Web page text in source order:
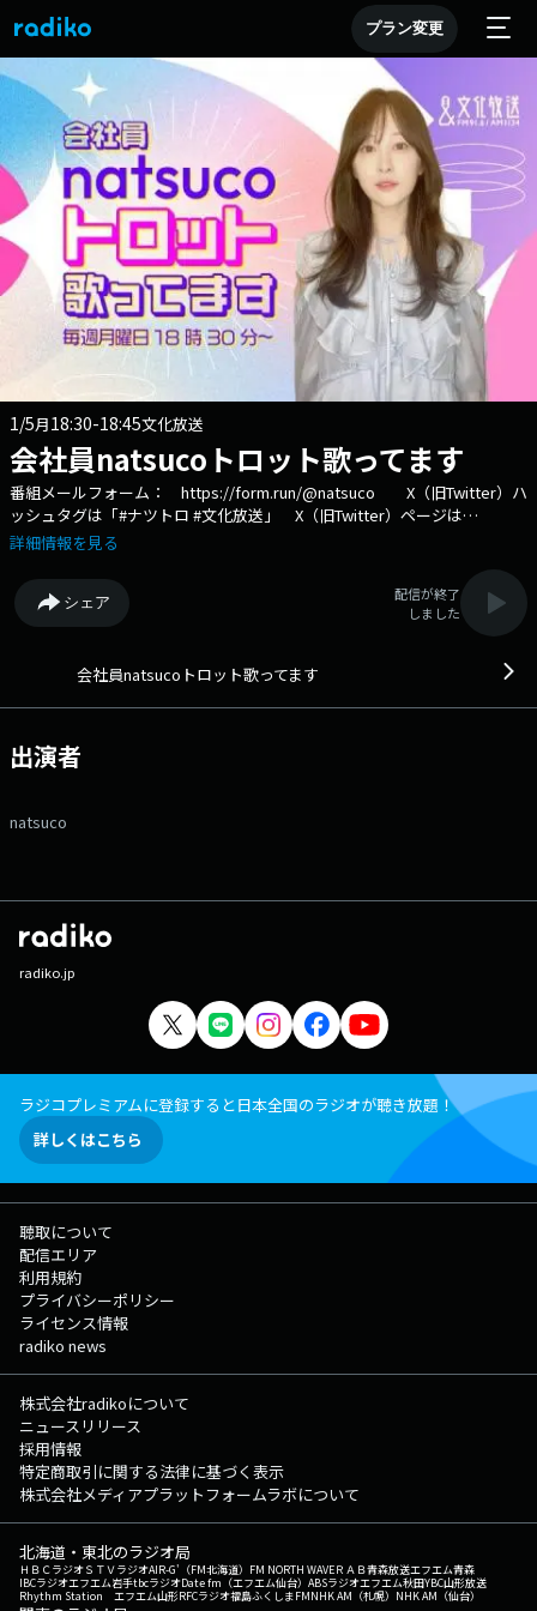
プラン変更
1/5月18:30-18:45文化放送
会社員natsucoトロット歌ってます
番組メールフォーム： https://form.run/@natsuco X（旧Twitter）ハ
ッシュタグは「#ナツトロ #文化放送」 X（旧Twitter）ページは
「https://x.com/natsucotrot」 韓国・日本でブームになっている
ズジャパン、そのTOP７の一人「natsuco」は、シンガーであると同時に
IT企業に務める会社員。日韓の新旧トロットの名曲紹介や、会社員ならで
はのあるあるトークなど楽しくお届け！ 文化放送公式X（旧
ュタグは「#文化放送」 文化放送公式facebookページは
詳細情報を見る
シェア
配信が終了
しました
会社員natsucoトロット歌ってます
出演者
natsuco
radiko.jp
ラジコプレミアムに登録すると日本全国のラジオが聴き放題！
詳しくはこちら
聴取について
配信エリア
利用規約
プライバシーポリシー
ライセンス情報
radiko news
株式会社radikoについて
ニュースリリース
採用情報
特定商取引に関する法律に基づく表示
株式会社メディアプラットフォームラボについて
北海道・東北のラジオ局
ＨＢＣラジオＳＴＶラジオAIR-G'（FM北海道） FM NORTH WAVEＲＡＢ青森放送エフエム青森
IBCラジオエフエム岩手tbcラジオDate fm（エフエム仙台） ABSラジオエフエム秋田YBC山形放送
Rhythm Station エフエム山形RFCラジオ福島ふくしまFMNHK AM（札幌） NHK AM（仙台）